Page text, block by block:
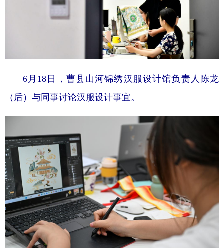
6月18日，曹县山河锦绣汉服设计馆负责人陈龙
（后）与同事讨论汉服设计事宜。